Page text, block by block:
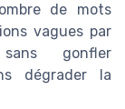
de mots
vagues par
gonfler
dégrader la